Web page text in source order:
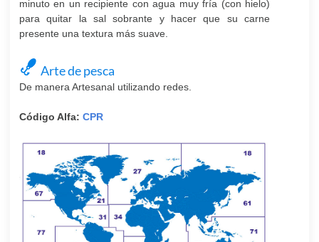
minuto en un recipiente con agua muy fría (con hielo)
para quitar la sal sobrante y hacer que su carne
presente una textura más suave.
Arte de pesca
De manera Artesanal utilizando redes.
Código Alfa:CPR